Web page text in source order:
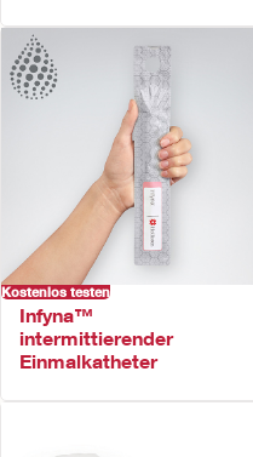
Kostenlos testen
Infyna™
intermittierender
Einmalkatheter